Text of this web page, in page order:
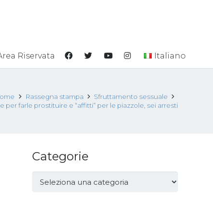
Riservata Italiano
Rassegna stampa
Sfruttamento sessuale
per farle prostituire e “affitti” per le piazzole, sei arresti
Categorie
Categorie